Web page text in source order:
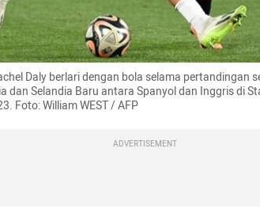
Daly berlari dengan bola selama pertandingan
dan Selandia Baru antara Spanyol dan Inggris di
Foto: William WEST / AFP
ADVERTISEMENT